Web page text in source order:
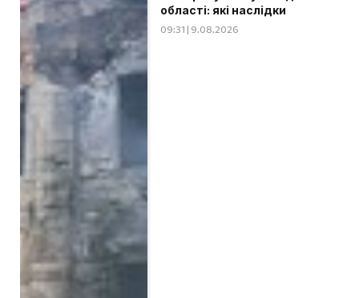
області: які наслідки
09:31 | 9.08.2026